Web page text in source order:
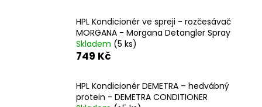
HPL Kondicionér ve spreji - rozčesávač
MORGANA - Morgana Detangler Spray
Skladem (5 ks)
749 Kč
HPL Kondicionér DEMETRA – hedvábný
protein - DEMETRA CONDITIONER